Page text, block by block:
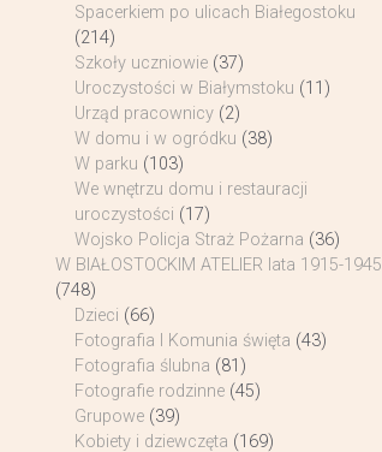
Spacerkiem po ulicach Białegostoku
(214)
Szkoły uczniowie (37)
Uroczystości w Białymstoku (11)
Urząd pracownicy (2)
W domu i w ogródku (38)
W parku (103)
We wnętrzu domu i restauracji
uroczystości (17)
Wojsko Policja Straż Pożarna (36)
W BIAŁOSTOCKIM ATELIER lata 1915-1945
(748)
Dzieci (66)
Fotografia I Komunia święta (43)
Fotografia ślubna (81)
Fotografie rodzinne (45)
Grupowe (39)
Kobiety i dziewczęta (169)